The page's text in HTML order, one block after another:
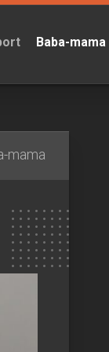
Baba-mama
mama